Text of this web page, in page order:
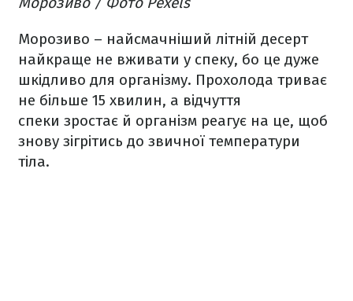
Морозиво – найсмачніший літній десерт
найкраще не вживати у спеку, бо це дуже
шкідливо для організму. Прохолода триває
не більше 15 хвилин, а відчуття
спеки зростає й організм реагує на це, щоб
знову зігрітись до звичної температури
тіла.